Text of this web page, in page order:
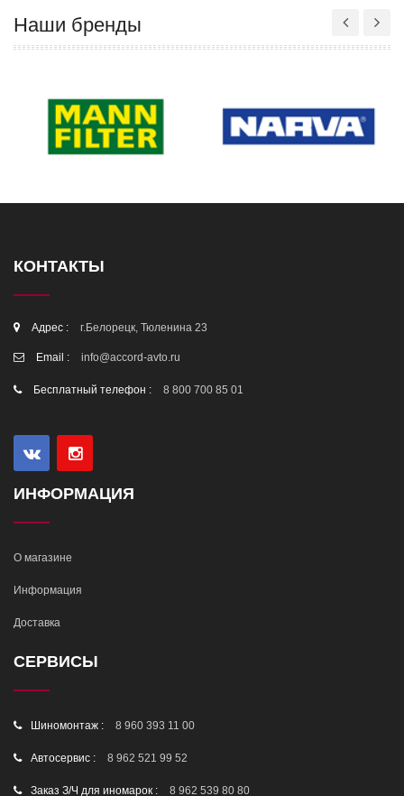
Наши бренды
КОНТАКТЫ
Адрес : г.Белорецк, Тюленина 23
Email : info@accord-avto.ru
Бесплатный телефон : 8 800 700 85 01
ИНФОРМАЦИЯ
О магазине
Информация
Доставка
СЕРВИСЫ
Шиномонтаж : 8 960 393 11 00
Автосервис : 8 962 521 99 52
Заказ З/Ч для иномарок : 8 962 539 80 80